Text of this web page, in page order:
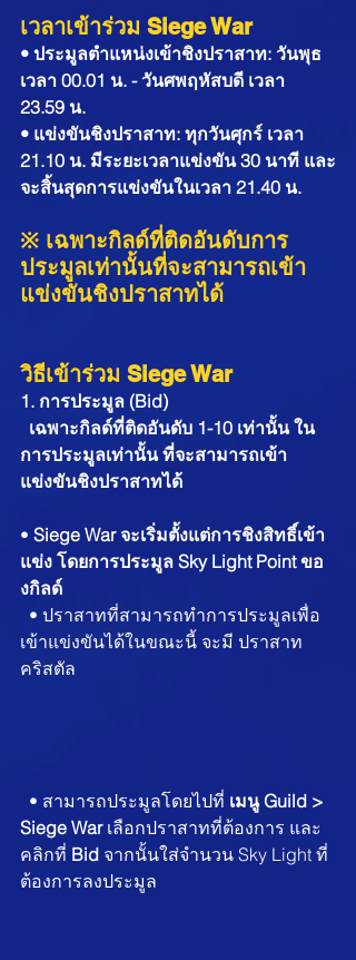
เวลาเข้าร่วม Siege War
• ประมูลตำแหน่งเข้าชิงปราสาท: วันพุธ
เวลา 00.01 น. - วันศพฤหัสบดี เวลา
23.59 น.
• แข่งขันชิงปราสาท: ทุกวันศุกร์ เวลา
21.10 น. มีระยะเวลาแข่งขัน 30 นาที และ
จะสิ้นสุดการแข่งขันในเวลา 21.40 น.
※ เฉพาะกิลด์ที่ติดอันดับการ
ประมูลเท่านั้นที่จะสามารถเข้า
แข่งขันชิงปราสาทได้
วิธีเข้าร่วม Siege War
1. การประมูล (Bid)
การประมูลเท่านั้น ที่จะสามารถเข้า
แข่งขันชิงปราสาทได้
• Siege War จะเริ่มตั้งแต่การชิงสิทธิ์เข้า
แข่ง โดยการประมูล Sky Light Point ขอ
งกิลด์
เข้าแข่งขันได้ในขณะนี้ จะมี ปราสาท
คริสตัล
  • สามารถประมูลโดยไปที่
เมนู Guild >
Siege War เลือกปราสาทที่ต้องการ และ
คลิกที่ Bid จากนั้นใส่จำนวน Sky Light ที่
ต้องการลงประมูล